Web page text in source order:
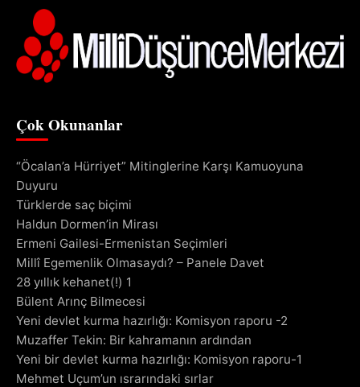
Çok Okunanlar
“Öcalan’a Hürriyet” Mitinglerine Karşı Kamuoyuna
Duyuru
Türklerde saç biçimi
Haldun Dormen’in Mirası
Ermeni Gailesi-Ermenistan Seçimleri
Millî Egemenlik Olmasaydı? – Panele Davet
28 yıllık kehanet(!) 1
Bülent Arınç Bilmecesi
Yeni devlet kurma hazırlığı: Komisyon raporu -2
Muzaffer Tekin: Bir kahramanın ardından
Yeni bir devlet kurma hazırlığı: Komisyon raporu-1
Mehmet Uçum’un ısrarındaki sırlar